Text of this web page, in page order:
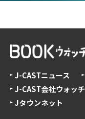
J-CASTニュース
J-CAST会社ウォッチ
Jタウンネット